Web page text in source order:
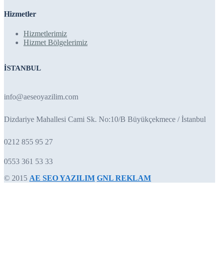
Hizmetler
Hizmetlerimiz
Hizmet Bölgelerimiz
İSTANBUL
info@aeseoyazilim.com
Dizdariye Mahallesi Cami Sk. No:10/B Büyükçekmece / İstanbul
0212 855 95 27
0553 361 53 33
© 2015 AE SEO YAZILIM GNL REKLAM